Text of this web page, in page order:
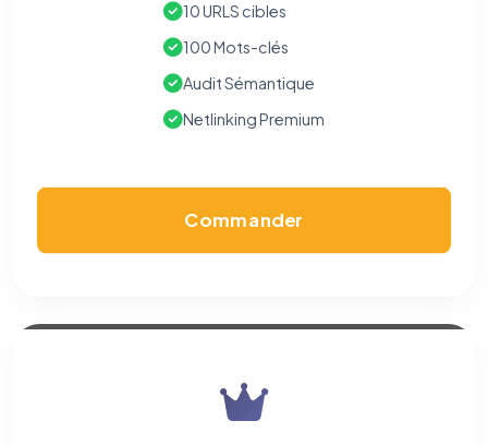
10 URLS cibles
100 Mots-clés
Audit Sémantique
Netlinking Premium
Commander